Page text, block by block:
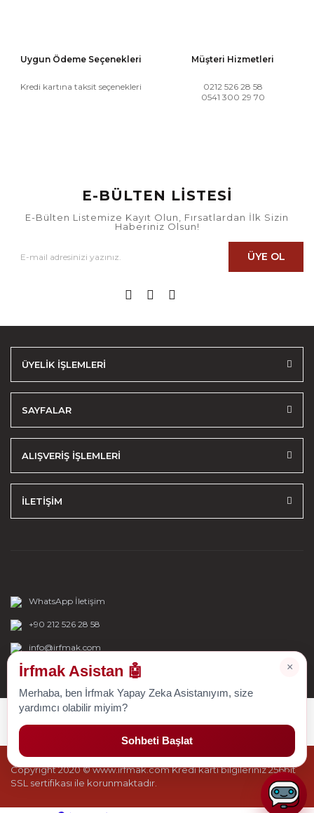
Uygun Ödeme Seçenekleri
Kredi kartına taksit seçenekleri
Müşteri Hizmetleri
0212 526 28 58
0541 300 29 70
E-BÜLTEN LİSTESİ
E-Bülten Listemize Kayıt Olun, Fırsatlardan İlk Sizin
Haberiniz Olsun!
ÜYE OL
ÜYELİK İŞLEMLERİ
SAYFALAR
ALIŞVERİŞ İŞLEMLERİ
İLETİŞİM
WhatsApp İletişim
+90 212 526 28 58
info@irfmak.com
Copyright 2020 © www.irfmak.com Kredi kartı bilgileriniz 256bit
SSL sertifikası ile korunmaktadır.
×
İrfmak Asistan 🤖
Merhaba, ben İrfmak Yapay Zeka Asistanıyım, size
yardımcı olabilir miyim?
Sohbeti Başlat